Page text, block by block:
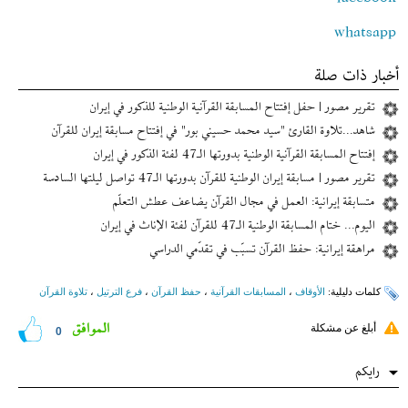
whatsapp
أخبار ذات صلة
تقرير مصور | حفل إفتتاح المسابقة القرآنية الوطنية للذكور في إیران
شاهد...تلاوة القارئ "سيد محمد حسيني بور" في إفتتاح مسابقة إیران للقرآن
إفتتاح المسابقة القرآنية الوطنية بدورتها الـ47 لفئة الذكور في إیران
تقرير مصور | مسابقة إیران الوطنية للقرآن بدورتها الـ47 تواصل ليلتها السادسة
متسابقة إيرانية: العمل في مجال القرآن يضاعف عطش التعلّم
اليوم... ختام المسابقة الوطنية الـ47 للقرآن لفئة الإناث في إیران
مراهقة إیرانیة: حفظ القرآن تسبّب في تقدّمي الدراسي
کلمات دلیلیة: الأوقاف ، المسابقات القرآنیة ، حفظ القرآن ، فرع الترتيل ، تلاوة القرآن
أبلغ عن مشكلة 0 الموافق
رایکم